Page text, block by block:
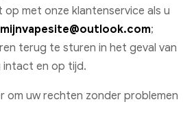
op met onze klantenservice als u
mijnvapesite@outlook.com;
terug te sturen in het geval van
intact en op tijd.
om uw rechten zonder problemen